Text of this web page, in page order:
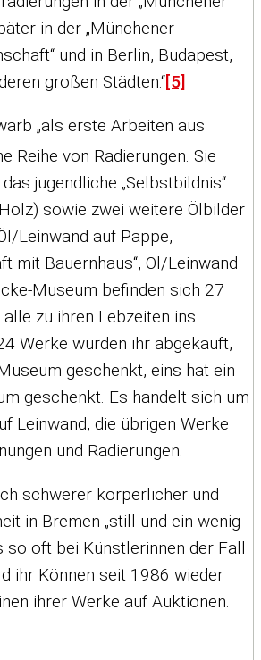
in der „Münchener
und in Berlin, Budapest,
großen Städten.“[5]
„als erste Arbeiten aus
Reihe von Radierungen. Sie
jugendliche „Selbstbildnis“
sowie zwei weitere Ölbilder
Leinwand auf Pappe,
mit Bauernhaus“, Öl/Leinwand
Museum befinden sich 27
zu ihren Lebzeiten ins
Werke wurden ihr abgekauft,
geschenkt, eins hat ein
geschenkt. Es handelt sich um
Leinwand, die übrigen Werke
und Radierungen.
schwerer körperlicher und
in Bremen „still und ein wenig
so oft bei Künstlerinnen der Fall
ihr Können seit 1986 wieder
ihrer Werke auf Auktionen.